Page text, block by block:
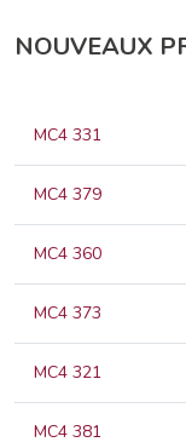
NOUVEAUX
MC4 331
MC4 379
MC4 360
MC4 373
MC4 321
MC4 381